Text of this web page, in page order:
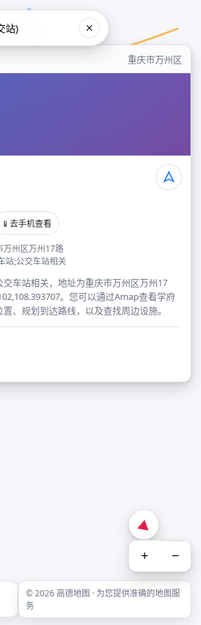
重庆市万州区
📱 去手机查看
万州区万州17路
站;公交车站相关
车站相关，地址为重庆市万州区万州17
。您可以通过Amap查看学府
、规划到达路线，以及查找周边设施。
+ −
© 2026 高德地图 · 为您提供准确的地图服
务